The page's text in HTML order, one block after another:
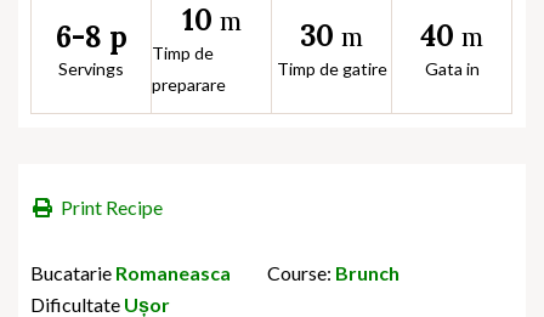
6-8 p
Servings
10 m
Timp de
preparare
30 m
Timp de gatire
40 m
Gata in
Print Recipe
Bucatarie Romaneasca Course: Brunch
Dificultate Ușor